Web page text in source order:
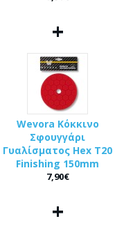
+
Wevora Κόκκινο
Σφουγγάρι
Γυαλίσματος Hex T20
Finishing 150mm
7,90€
+